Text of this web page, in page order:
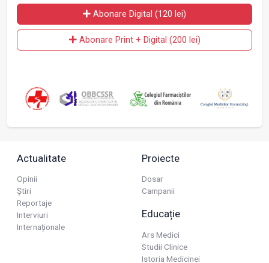
Abonare Digital (120 lei)
Abonare Print + Digital (200 lei)
Actualitate
Opinii
Știri
Reportaje
Interviuri
Internaționale
Proiecte
Dosar
Campanii
Educație
Ars Medici
Studii Clinice
Istoria Medicinei